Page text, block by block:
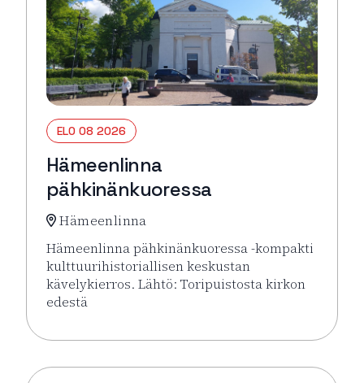
ELO 08 2026
Hämeenlinna
pähkinänkuoressa
Hämeenlinna
Hämeenlinna pähkinänkuoressa -kompakti
kulttuurihistoriallisen keskustan
kävelykierros. Lähtö: Toripuistosta kirkon
edestä
Lue lisää tapahtumasta Hämeenlinna